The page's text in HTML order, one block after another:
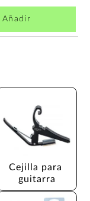
Añadir
Cejilla para
guitarra